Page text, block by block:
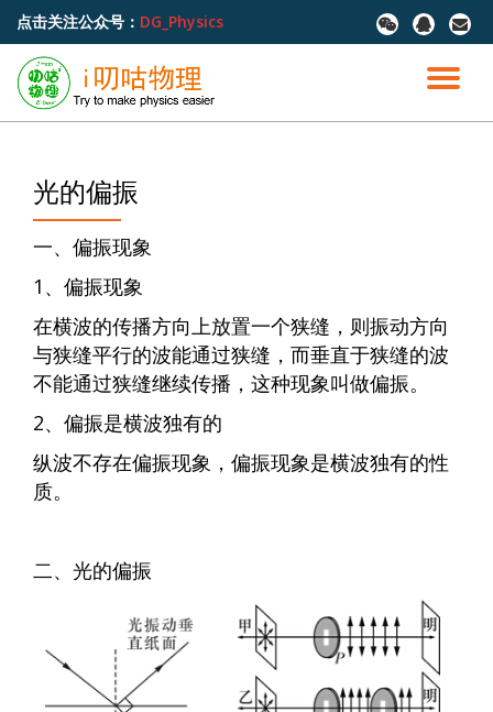
容
点击关注公众号： DG_Physics
fa-
wechat
fa-
qq
fa-
切
光的偏振
一、偏振现象
1、偏振现象
在横波的传播方向上放置一个狭缝，则振动方向
与狭缝平行的波能通过狭缝，而垂直于狭缝的波
不能通过狭缝继续传播，这种现象叫做偏振。
2、偏振是横波独有的
纵波不存在偏振现象，偏振现象是横波独有的性
质。
二、光的偏振